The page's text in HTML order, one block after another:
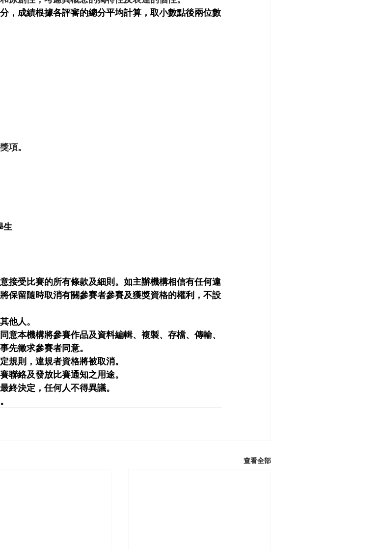
，成績根據各評審的總分平均計算，取小數點後兩位數
項。
生
接受比賽的所有條款及細則。如主辦機構相信有任何違
保留隨時取消有關參賽者參賽及獲獎資格的權利，不設
他人。
意本機構將參賽作品及資料編輯、複製、存檔、傳輸、
先徵求參賽者同意。
規則，違規者資格將被取消。
聯絡及發放比賽通知之用途。
終決定，任何人不得異議。
查看全部